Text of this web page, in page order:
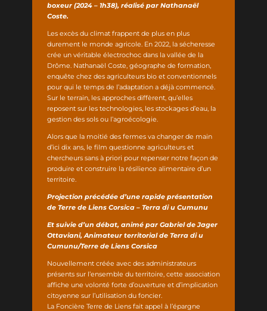
boxeur (2024 – 1h38), réalisé par Nathanaël
Coste.
Les excès du climat frappent de plus en plus
durement le monde agricole. En 2022, la sécheresse
crée un véritable électrochoc dans la vallée de la
Drôme. Nathanaël Coste, géographe de formation,
enquête chez des agriculteurs bio et conventionnels
pour qui le temps de l’adaptation a déjà commencé.
Sur le terrain, les approches diffèrent, qu’elles
reposent sur les technologies, les stockages d’eau, la
gestion des sols ou l’agroécologie.
Alors que la moitié des fermes va changer de main
d’ici dix ans, le film questionne agriculteurs et
chercheurs sans à priori pour repenser notre façon de
produire et construire la résilience alimentaire d’un
territoire.
Projection précédée d’une rapide présentation
de Terre de Liens Corsica – Terra di u Cumunu
Et suivie d’un débat, animé par Gabriel de Jager
Ottaviani, Animateur territorial de Terra di u
Cumunu/Terre de Liens Corsica
Nouvellement créée avec des administrateurs
présents sur l’ensemble du territoire, cette association
affiche une volonté forte d’ouverture et d’implication
citoyenne sur l’utilisation du foncier.
La Foncière Terre de Liens fait appel à l’épargne